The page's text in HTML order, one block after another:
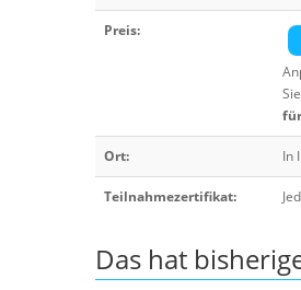
Preis:
Ort: In
Teilnahmezertifikat:
Das hat